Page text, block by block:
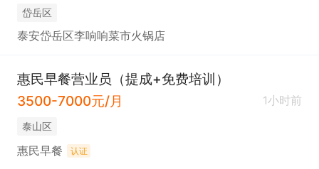
岱岳区
泰安岱岳区李响响菜市火锅店
惠民早餐营业员（提成+免费培训）
3500-7000元/月
1小时前
泰山区
惠民早餐 认证